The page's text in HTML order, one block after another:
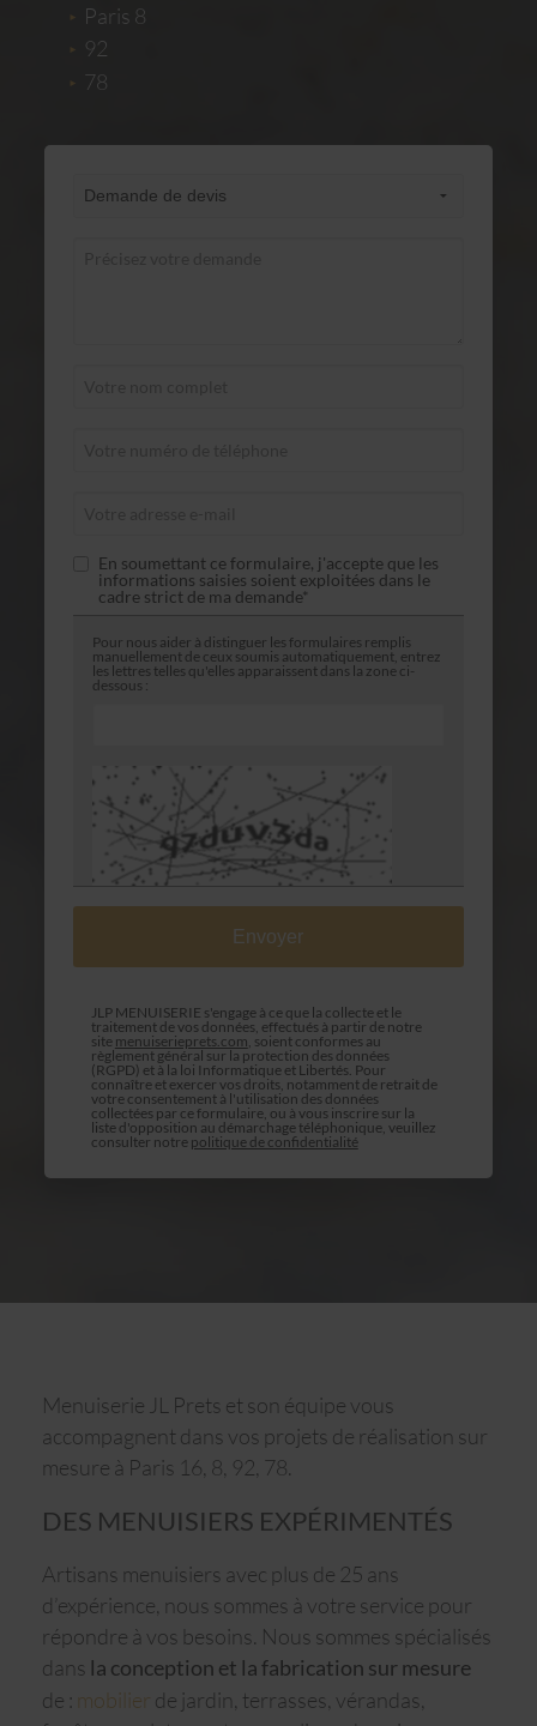
Paris 8
92
78
En soumettant ce formulaire, j'accepte que les
informations saisies soient exploitées dans le
cadre strict de ma demande*
Pour nous aider à distinguer les formulaires remplis
manuellement de ceux soumis automatiquement, entrez
les lettres telles qu'elles apparaissent dans la zone ci-
dessous :
JLP MENUISERIE s'engage à ce que la collecte et le
traitement de vos données, effectués à partir de notre
site menuiserieprets.com , soient conformes au
règlement général sur la protection des données
(RGPD) et à la loi Informatique et Libertés. Pour
connaître et exercer vos droits, notamment de retrait de
votre consentement à l'utilisation des données
collectées par ce formulaire, ou à vous inscrire sur la
liste d'opposition au démarchage téléphonique, veuillez
consulter notre politique de confidentialité
Menuiserie JL Prets et son équipe vous
accompagnent dans vos projets de réalisation sur
mesure à Paris 16, 8, 92, 78.
DES MENUISIERS EXPÉRIMENTÉS
Artisans menuisiers avec plus de 25 ans
d’expérience, nous sommes à votre service pour
répondre à vos besoins. Nous sommes spécialisés
dans la conception et la fabrication sur mesure
de : mobilier de jardin, terrasses, vérandas,